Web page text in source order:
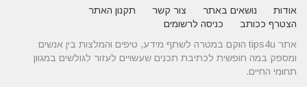
אודות נושאים באתר צור קשר
תקנון האתר
הצטרף ככותב
כניסה לרשומים
אתר tips4u הוקם במטרה לשתף מידע, טיפים והמלצות בין אנשים
ומספק במה חופשית לכתיבת תכנים שעשויים לעזור לגולשים במגוון
תחומי החיים.